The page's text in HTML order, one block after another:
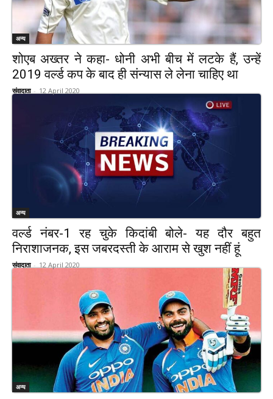
अन्य
शोएब अख्तर ने कहा- धोनी अभी बीच में लटके हैं, उन्हें
2019 वर्ल्ड कप के बाद ही संन्यास ले लेना चाहिए था
संवादाता - 12 April 2020
अन्य
वर्ल्ड नंबर-1 रह चुके किदांबी बोले- यह दौर बहुत
निराशाजनक, इस जबरदस्ती के आराम से खुश नहीं हूं
संवादाता - 12 April 2020
अन्य